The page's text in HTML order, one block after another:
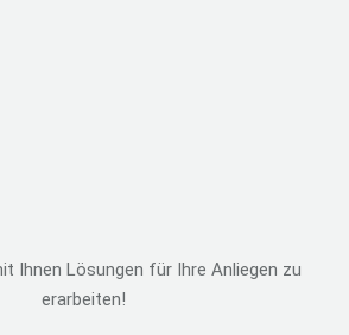
Ihnen Lösungen für Ihre Anliegen zu
erarbeiten!